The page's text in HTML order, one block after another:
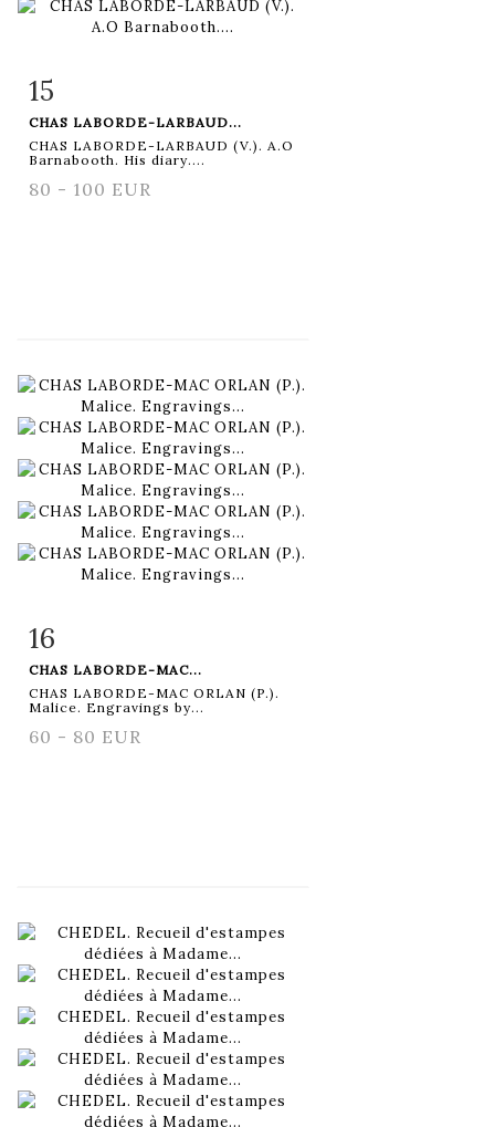
Item detail
15
CHAS LABORDE-LARBAUD...
CHAS LABORDE-LARBAUD (V.). A.O
Barnabooth. His diary....
80 - 100 EUR
Item detail
16
CHAS LABORDE-MAC...
CHAS LABORDE-MAC ORLAN (P.).
Malice. Engravings by...
60 - 80 EUR